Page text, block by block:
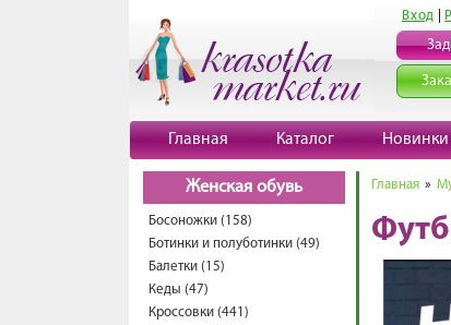
Вход
Главная Каталог Новинки
Женская обувь
Босоножки (158)
Ботинки и полуботинки (49)
Балетки (15)
Кеды (47)
Кроссовки (441)
Главная »